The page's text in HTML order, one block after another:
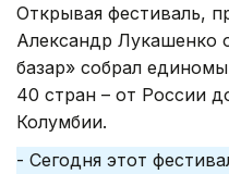
Открывая фестиваль,
Александр Лукашенко
базар» собрал
40 стран – от России
Колумбии.
- Сегодня этот